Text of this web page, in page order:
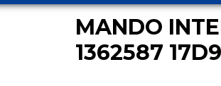
MANDO
1362587